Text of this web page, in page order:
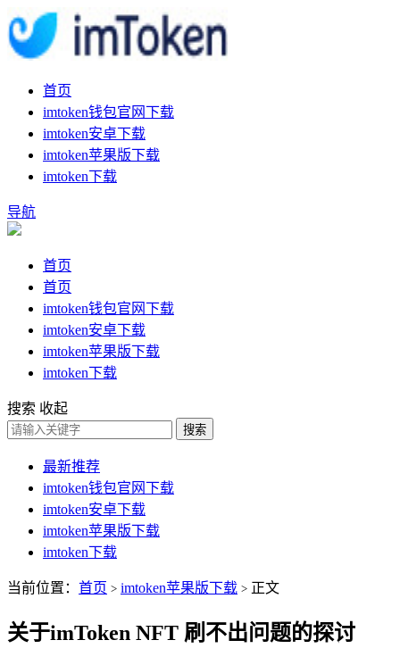
首页
imtoken钱包官网下载
imtoken安卓下载
imtoken苹果版下载
imtoken下载
导航
首页
首页
imtoken钱包官网下载
imtoken安卓下载
imtoken苹果版下载
imtoken下载
搜索 收起
搜索
最新推荐
imtoken钱包官网下载
imtoken安卓下载
imtoken苹果版下载
imtoken下载
当前位置： 首页 > imtoken苹果版下载 > 正文
关于imToken NFT 刷不出问题的探讨